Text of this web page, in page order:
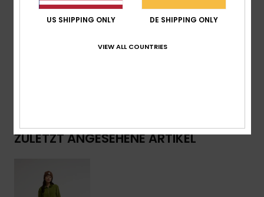
recycelte Baumwolle
ZULETZT ANGESEHENE ARTIKEL
US SHIPPING ONLY DE SHIPPING ONLY
VIEW ALL COUNTRIES